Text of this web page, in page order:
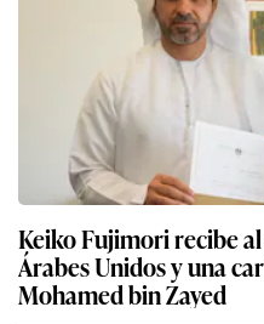
Keiko Fujimori recibe
Árabes Unidos y una
Mohamed bin Zayed